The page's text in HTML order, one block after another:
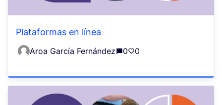
Plataformas en línea
Aroa García Fernández 0 0